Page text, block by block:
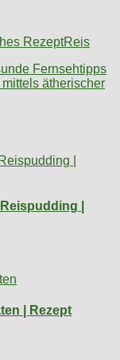
RezeptReis
Fernsehtipps
ätherischer
|
| Rezept